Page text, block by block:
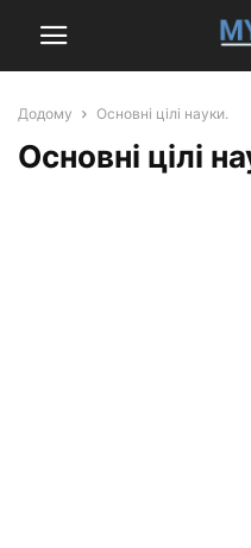
Додому Основні цілі науки.
Основні цілі